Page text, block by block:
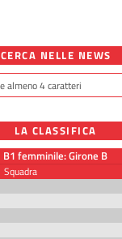
CERCA NELLE NEWS
LA CLASSIFICA
B1 femminile: Girone B
Squadra